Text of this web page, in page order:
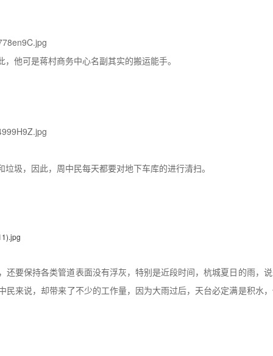
他可是蒋村商务中心名副其实的搬运能手。
圾，因此，周中民每天都要对地下车库的进行清扫。
要保持各类管道表面没有浮灰，特别是近段时间，杭城夏日的雨，
来说，却带来了不少的工作量，因为大雨过后，天台必定满是积水